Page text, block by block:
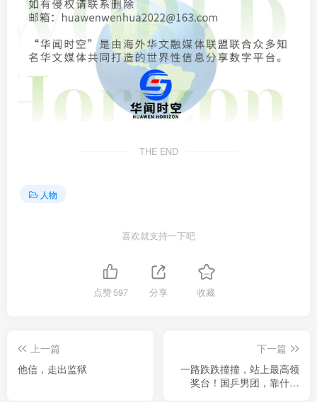
THE END
人物
喜欢就支持一下吧
点赞597 分享 收藏
上一篇
他信，走出监狱
下一篇
一路跌跌撞撞，站上最高领
奖台！国乒男团，靠什么